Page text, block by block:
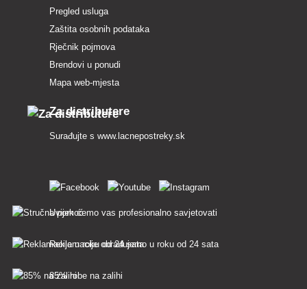
Pregled usluga
Zaštita osobnih podataka
Rječnik pojmova
Brendovi u ponudi
Mapa web-mjesta
Za distributere
Surađujte s www.lacnepostreky.sk
Uvijek ćemo vas profesionalno savjetovati
Reklamacije obrađujemo u roku od 24 sata
85% robe na zalihi